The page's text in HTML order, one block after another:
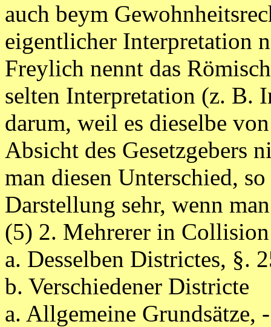
auch beym
eigentlicher Interpretation
Freylich nennt das
selten Interpretation (z. B.
darum, weil es dieselbe
Absicht des Gesetzgebers
man diesen Unterschied,
Darstellung sehr, wenn
(5) 2. Mehrerer in Collision
a. Desselben Districtes, §.
b. Verschiedener Districte
a. Allgemeine Grundsätze,